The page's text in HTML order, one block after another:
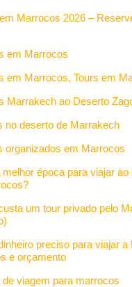
Marrocos 2026 –
em Marrocos
em Marrocos, Tours em
Marrakech ao Deserto
no deserto de Marrakech
organizados em Marrocos
melhor época para viajar
um tour privado pelo
preciso para viajar
e orçamento
de viagem para marrocos